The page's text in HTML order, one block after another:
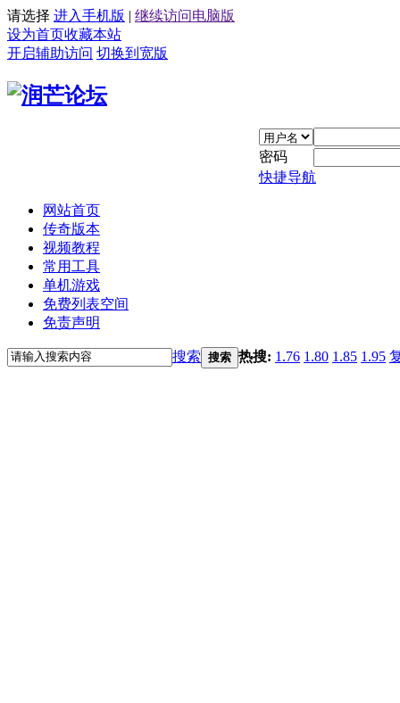
请选择 进入手机版 | 继续访问电脑版
设为首页收藏本站
开启辅助访问 切换到宽版
密码
快捷导航
网站首页
传奇版本
视频教程
常用工具
单机游戏
免费列表空间
免责声明
搜索 搜索 热搜: 1.76 1.80 1.85 1.95